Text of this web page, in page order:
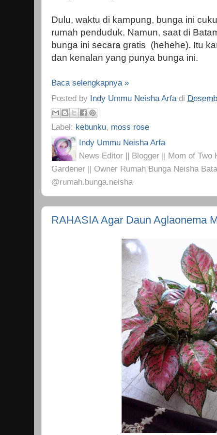
Dulu, waktu di kampung, bunga ini
rumah penduduk. Namun, saat di
bunga ini secara gratis (hehehe). Itu
dan kenalan yang punya bunga ini.
Baca selengkapnya »
Posted by Indy Ummu Neisha Arfa di
Label: kebunku, moss rose
Indy Ummu Neisha Arfa
News Editor || Blogger || Mom of Two
Gardener || Owner Rumah Bunga Neisha
@rumah.bunga.neisha
RAHASIA Agar Daun Aglaonema